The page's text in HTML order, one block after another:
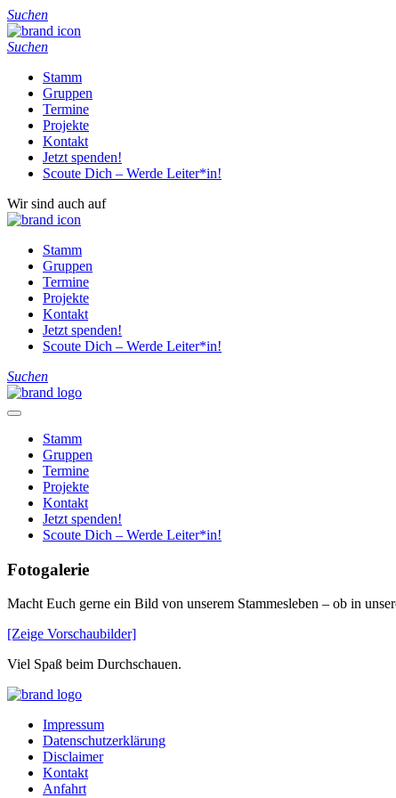
Suchen
Suchen
Stamm
Gruppen
Termine
Projekte
Kontakt
Jetzt spenden!
Scoute Dich – Werde Leiter*in!
Wir sind auch auf
Stamm
Gruppen
Termine
Projekte
Kontakt
Jetzt spenden!
Scoute Dich – Werde Leiter*in!
Suchen
Stamm
Gruppen
Termine
Projekte
Kontakt
Jetzt spenden!
Scoute Dich – Werde Leiter*in!
Fotogalerie
Macht Euch gerne ein Bild von unserem Stammesleben – ob in
[Zeige Vorschaubilder]
Viel Spaß beim Durchschauen.
Impressum
Datenschutzerklärung
Disclaimer
Kontakt
Anfahrt